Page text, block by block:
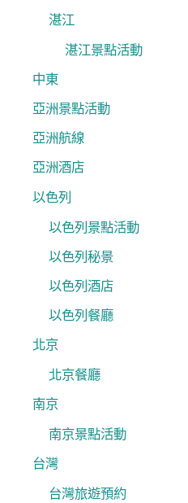
湛江
湛江景點活動
中東
亞洲景點活動
亞洲航線
亞洲酒店
以色列
以色列景點活動
以色列秘景
以色列酒店
以色列餐廳
北京
北京餐廳
南京
南京景點活動
台灣
台灣旅遊預約